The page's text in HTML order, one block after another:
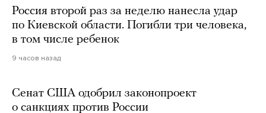
Россия второй раз за неделю нанесла удар
по Киевской области. Погибли три человека,
в том числе ребенок
9 часов назад
Сенат США одобрил законопроект
о санкциях против России